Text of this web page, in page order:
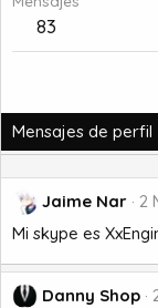
83
Mensajes de perfil
Jaime Nar
2
Mi skype es
Danny Shop